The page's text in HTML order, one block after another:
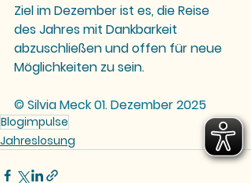
Ziel im Dezember ist es, die Reise
des Jahres mit Dankbarkeit
abzuschließen und offen für neue
Möglichkeiten zu sein.
© Silvia Meck 01. Dezember 2025
Blogimpulse
Jahreslosung